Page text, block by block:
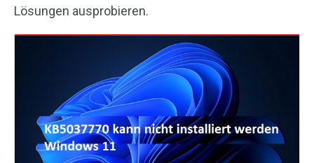
Lösungen ausprobieren.